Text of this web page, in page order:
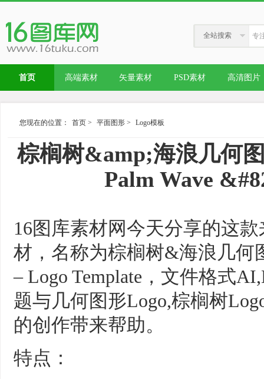
全站搜索
首页 高端素材 矢量素材 PSD素材 高清图片
您现在的位置： 首页 > 平面图形 > Logo模板
棕榈树&amp;海浪几何
Palm Wave
16图库素材网今天分享的这
材，名称为棕榈树&海浪几何
– Logo Template，文件格式
题与几何图形Logo,棕榈树
的创作带来帮助。
特点：